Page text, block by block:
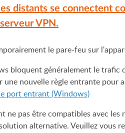
distants se connectent
VPN.
le pare-feu sur
bloquent généralement le trafic
nouvelle règle entrante pour
port entrant (Windows)
ne pas être compatibles avec les
alternative. Veuillez vous